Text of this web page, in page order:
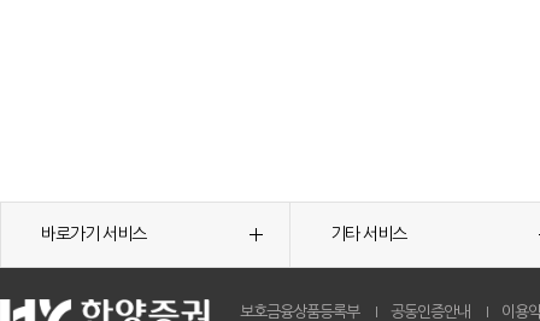
바로가기 서비스 기타 서비스
보호금융상품등록부 공동인증안내 이용